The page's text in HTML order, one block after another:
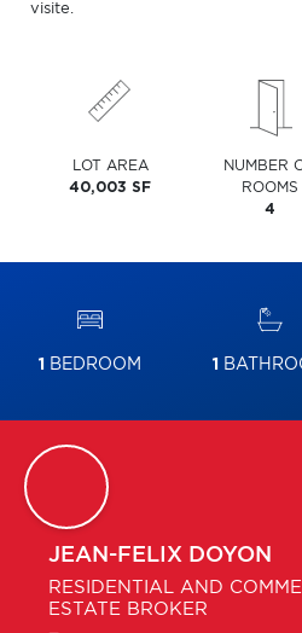
visite.
LOT AREA
40,003 SF
NUMBER
ROOMS
4
1 BEDROOM 1
JEAN-FELIX DOYON
RESIDENTIAL AND
ESTATE BROKER